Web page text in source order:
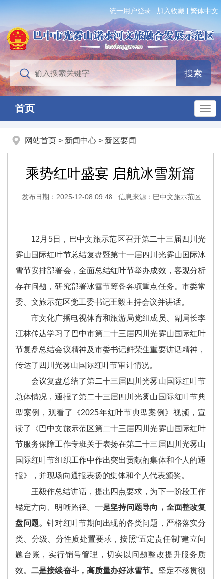
统一用户登录 加入收藏 繁体中文
首页
网站首页 > 新闻中心 > 新区要闻
乘势红叶盛宴 启航冰雪新篇
发布日期：2025-12-08 09:48 信息来源：巴中文旅示范区
12月5日，巴中文旅示范区召开第二十三届四川光
雾山国际红叶节总结复盘暨第十一届四川光雾山国际冰
雪节安排部署会，全面总结红叶节举办成效，客观分析
存在问题，研究部署冰雪节筹备各项重点任务。市委常
委、文旅示范区党工委书记王毅主持会议并讲话。
市文化广播电视体育和旅游局党组成员、副局长李
江林传达学习了巴中市第二十三届四川光雾山国际红叶
节复盘总结会议精神及市委书记鲜荣生重要讲话精神，
传达了四川光雾山国际红叶节审计情况。
会议复盘总结了第二十三届四川光雾山国际红叶节
总体情况，通报了第二十三届四川光雾山国际红叶节典
型案例，观看了《2025年红叶节典型案例》视频，宣
读了《巴中文旅示范区第二十三届四川光雾山国际红叶
节服务保障工作专班关于表扬在第二十三届四川光雾山
国际红叶节组织工作中作出突出贡献的集体和个人的通
报》，并现场向通报表扬的集体和个人代表颁奖。
王毅作总结讲话，提出四点要求，为下一阶段工作
锚定方向、明晰路径。 一是坚持问题导向，全面整改复
盘问题。针对红叶节期间出现的各类问题，严格落实分
类、分级、分性质处置要求，按照“五定责任制”建立问
题台账，实行销号管理，切实以问题整改提升服务质
效。二是接续奋斗，高质量办好冰雪节。 坚定不移贯彻